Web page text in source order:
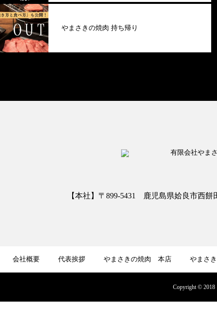
やまさきの焼肉 持ち帰り
【本社】〒899-5431 鹿児島県姶良市西餅
会社概要 代表挨拶 やまさきの焼肉 本店 やまさ
オンラインショップ
Copyright © 2018